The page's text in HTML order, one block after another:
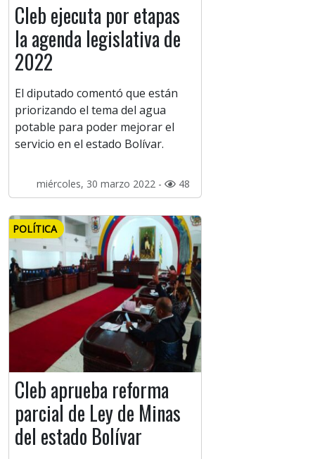
Cleb ejecuta por etapas
la agenda legislativa de
2022
El diputado comentó que están
priorizando el tema del agua
potable para poder mejorar el
servicio en el estado Bolívar.
miércoles, 30 marzo 2022 - 48
POLÍTICA
Cleb aprueba reforma
parcial de Ley de Minas
del estado Bolívar